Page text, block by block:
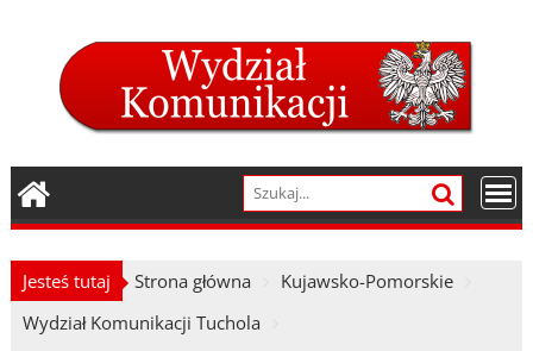
Jesteś tutaj Strona główna
Kujawsko-Pomorskie
Wydział Komunikacji Tuchola